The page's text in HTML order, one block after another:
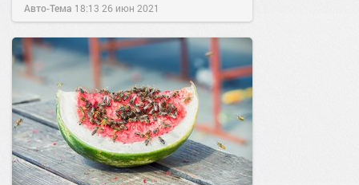
Авто-Тема 18:13 26 июн 2021